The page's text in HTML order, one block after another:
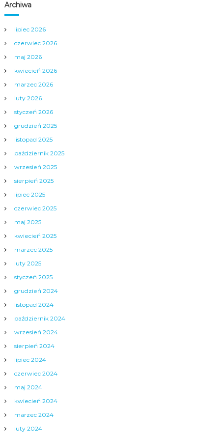
u
Archiwa
lipiec 2026
czerwiec 2026
maj 2026
kwiecień 2026
marzec 2026
luty 2026
styczeń 2026
grudzień 2025
listopad 2025
październik 2025
wrzesień 2025
sierpień 2025
lipiec 2025
czerwiec 2025
maj 2025
kwiecień 2025
marzec 2025
luty 2025
styczeń 2025
grudzień 2024
listopad 2024
październik 2024
wrzesień 2024
sierpień 2024
lipiec 2024
czerwiec 2024
maj 2024
kwiecień 2024
marzec 2024
luty 2024